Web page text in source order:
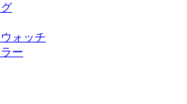
ォッチ
ー